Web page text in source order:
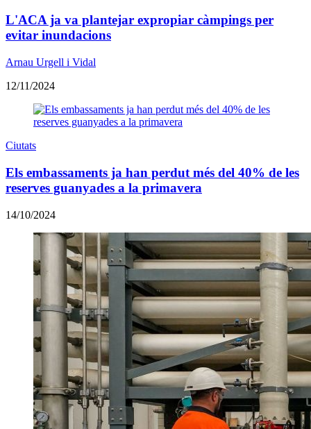
L'ACA ja va plantejar expropiar càmpings per
evitar inundacions
Arnau Urgell i Vidal
12/11/2024
Ciutats
Els embassaments ja han perdut més del 40% de les
reserves guanyades a la primavera
14/10/2024